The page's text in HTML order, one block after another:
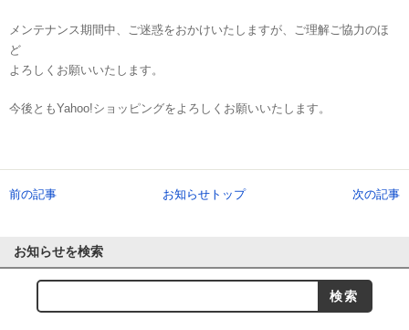
メンテナンス期間中、ご迷惑をおかけいたしますが、ご理解ご協力のほ
ど
よろしくお願いいたします。
今後ともYahoo!ショッピングをよろしくお願いいたします。
前の記事 お知らせトップ 次の記事
お知らせを検索